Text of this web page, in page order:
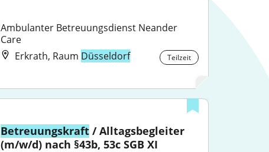
Ambulanter Betreuungsdienst Neander
Care
Erkrath, Raum Düsseldorf Teilzeit
Betreuungskraft / Alltagsbegleiter
(m/w/d) nach §43b, 53c SGB XI